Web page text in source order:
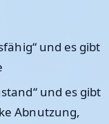
und es gibt
und es gibt
Abnutzung,